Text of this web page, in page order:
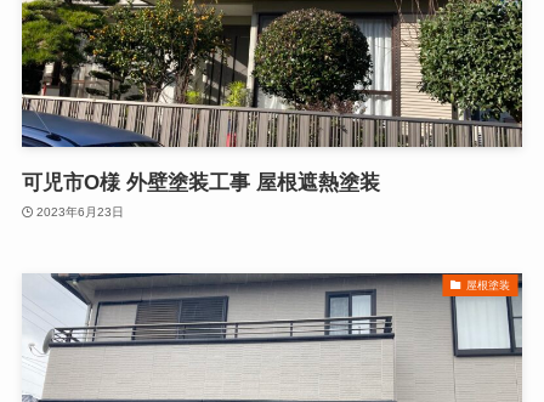
可児市O様 外壁塗装工事 屋根遮熱塗装
2023年6月23日
屋根塗装